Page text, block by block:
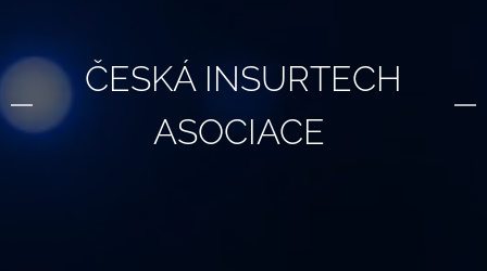
ČESKÁ INSURTECH
ASOCIACE